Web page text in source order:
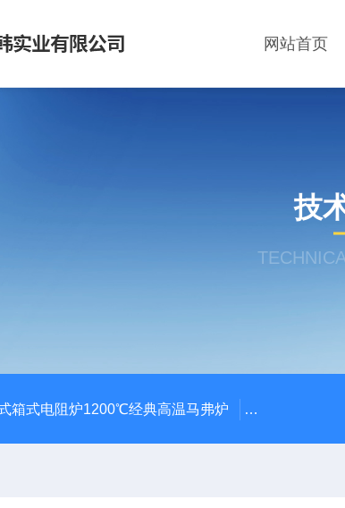
网站首页
技
箱式电阻炉1200℃经典高温马弗炉 BX-12-12H灰